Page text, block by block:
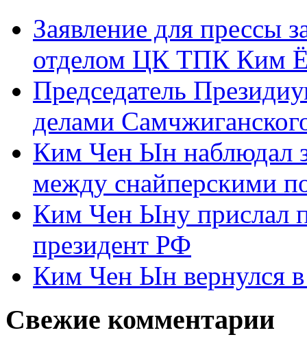
Заявление для прессы
отделом ЦК ТПК Ким
Председатель
делами
Ким Чен Ын наблюдал
между снайперскими
Ким Чен Ыну прислал
президент РФ
Ким Чен Ын вернулся
Свежие комментарии